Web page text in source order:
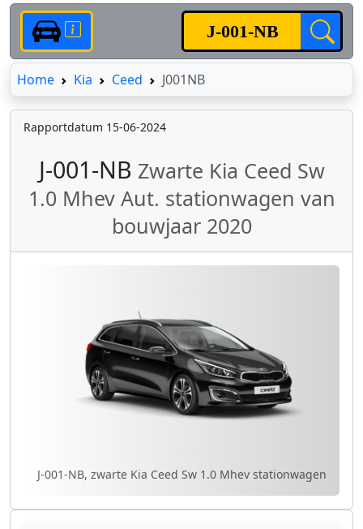
HomeHome
Kia Ceed J001NB
Rapportdatum 15-06-2024
J-001-NB Zwarte Kia Ceed Sw
1.0 Mhev Aut. stationwagen van
bouwjaar 2020
J-001-NB, zwarte Kia Ceed Sw 1.0 Mhev stationwagen